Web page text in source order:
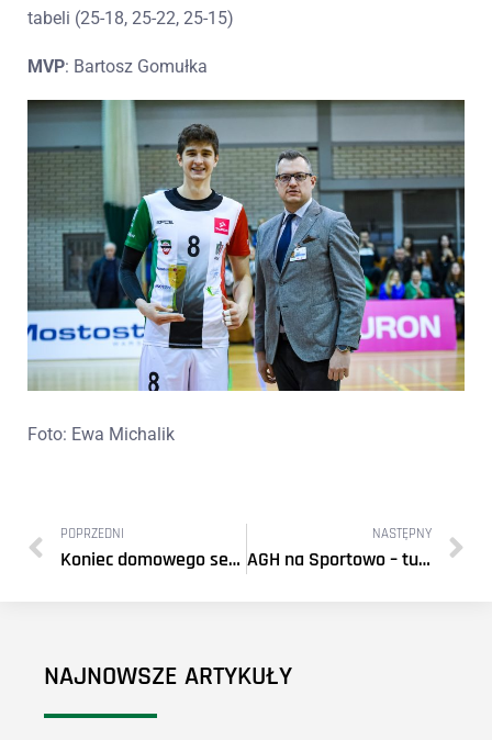
tabeli (25-18, 25-22, 25-15)
MVP: Bartosz Gomułka
Foto: Ewa Michalik
POPRZEDNI
Koniec domowego sezonu Suzuki 1 Ligi Mężczyzn
NASTĘPNY
AGH na Sportowo – turniej dla licealistów
NAJNOWSZE ARTYKUŁY